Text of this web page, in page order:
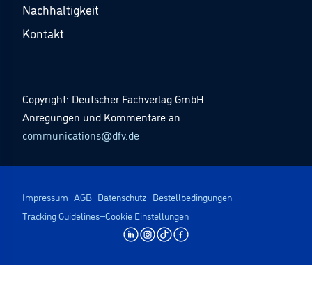
Nachhaltigkeit
Kontakt
Copyright: Deutscher Fachverlag GmbH
Anregungen und Kommentare an
communications@dfv.de
Impressum AGB Datenschutz Bestellbedingungen
Tracking Guidelines Cookie Einstellungen